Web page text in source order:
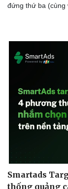
đứng thứ ba (cùng
Smartads
thống quảng